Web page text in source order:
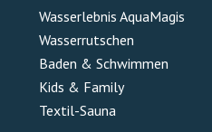
Wasserlebnis AquaMagis
Wasserrutschen
Baden & Schwimmen
Kids & Family
Textil-Sauna